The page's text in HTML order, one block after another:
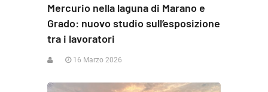
Mercurio nella laguna di Marano e
Grado: nuovo studio sull’esposizione
tra i lavoratori
16 Marzo 2026